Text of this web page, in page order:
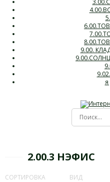
9.00.
2.00.3 НЭФИС
СОРТИРОВКА ВИД